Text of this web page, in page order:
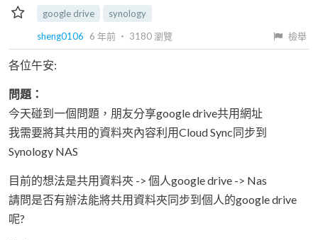
google drive
synology
sheng0106
6 年前 ‧ 3180瀏覽 檢舉
各位午安:
問題：
今天碰到一個問題，朋友分享google drive共用網址
我需要將其共用的資料夾內容利用Cloud Sync同步到
Synology NAS
目前的想法是共用資料夾 -> 個人google drive -> Nas
請問是否有辦法能將共用資料夾同步到個人的google drive
呢?